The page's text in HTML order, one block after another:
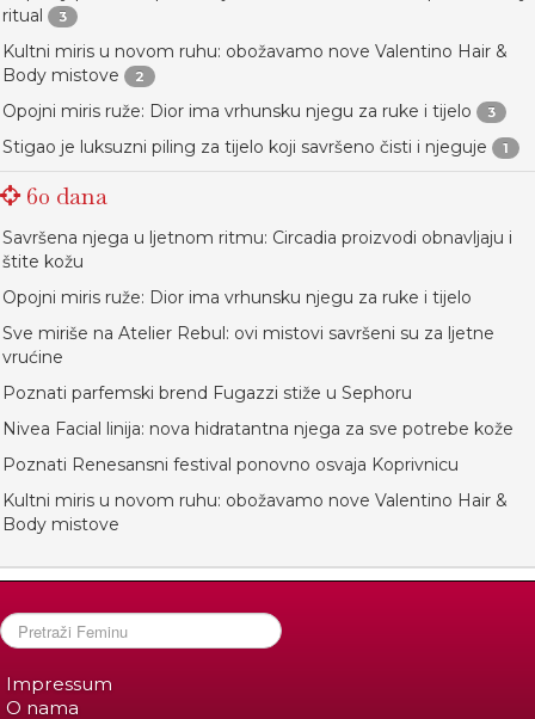
ritual
3
Kultni miris u novom ruhu: obožavamo nove Valentino Hair &
Body mistove
2
Opojni miris ruže: Dior ima vrhunsku njegu za ruke i tijelo 3
Stigao je luksuzni piling za tijelo koji savršeno čisti i njeguje 1
60 dana
Savršena njega u ljetnom ritmu: Circadia proizvodi obnavljaju i
štite kožu
Opojni miris ruže: Dior ima vrhunsku njegu za ruke i tijelo
Sve miriše na Atelier Rebul: ovi mistovi savršeni su za ljetne
vrućine
Poznati parfemski brend Fugazzi stiže u Sephoru
Nivea Facial linija: nova hidratantna njega za sve potrebe kože
Poznati Renesansni festival ponovno osvaja Koprivnicu
Kultni miris u novom ruhu: obožavamo nove Valentino Hair &
Body mistove
Impressum
O nama